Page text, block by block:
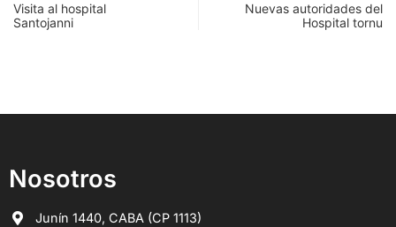
Visita al hospital
Santojanni
Nuevas autoridades del
Hospital tornu
Nosotros
Junín 1440, CABA (CP 1113)